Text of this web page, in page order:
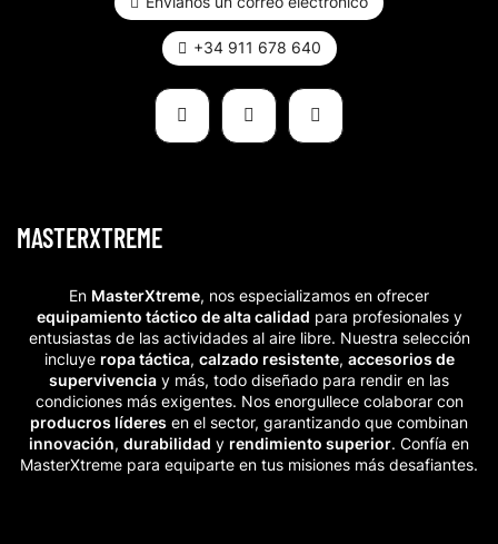
+34 911 678 640
MASTERXTREME
En MasterXtreme, nos especializamos en ofrecer
equipamiento táctico de alta calidad para profesionales y
entusiastas de las actividades al aire libre. Nuestra selección
incluye ropa táctica, calzado resistente, accesorios de
supervivencia y más, todo diseñado para rendir en las
condiciones más exigentes. Nos enorgullece colaborar con
producros líderes en el sector, garantizando que combinan
innovación, durabilidad y rendimiento superior. Confía en
MasterXtreme para equiparte en tus misiones más desafiantes.